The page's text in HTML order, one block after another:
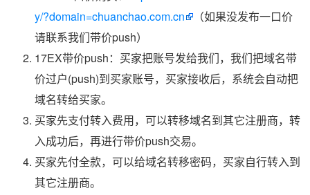
y/?domain=chuanchao.com.cn
（如果没发布一口价
请联系我们带价push）
17EX带价push：买家把账号发给我们，我们把域名带
价过户(push)到买家账号，买家接收后，系统会自动把
域名转给买家。
买家先支付转入费用，可以转移域名到其它注册商，转
入成功后，再进行带价push交易。
买家先付全款，可以给域名转移密码，买家自行转入到
其它注册商。